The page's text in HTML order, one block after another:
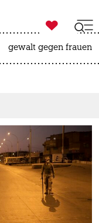

taz zahl ich
gewalt gegen frauen